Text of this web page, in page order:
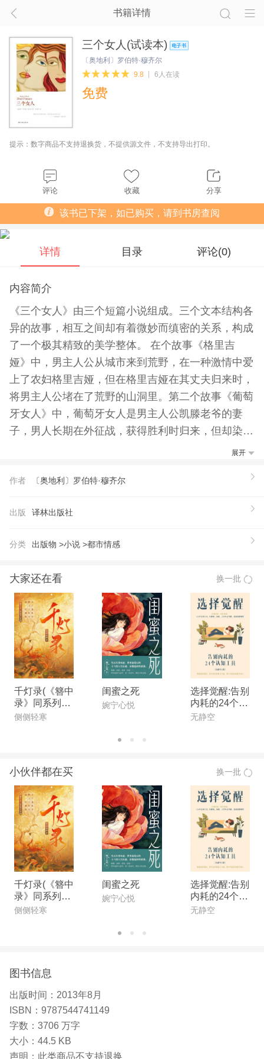
书籍详情
三个女人(试读本)
〔奥地利〕罗伯特·穆齐尔
9.8
6人在读
免费
提示：数字商品不支持退换货，不提供源文件，不支持导出打印。
评论 收藏 分享
该书已下架，如已购买，请到书房查阅
详情 目录 评论(0)
内容简介
《三个女人》由三个短篇小说组成。三个文本结构各
异的故事，相互之间却有着微妙而缜密的关系，构成
了一个极其精致的美学整体。 在个故事《格里吉
娅》中，男主人公从城市来到荒野，在一种激情中爱
上了农妇格里吉娅，但在格里吉娅在其丈夫归来时，
将男主人公堵在了荒野的山洞里。第二个故事《葡萄
牙女人》中，葡萄牙女人是男主人公凯滕老爷的妻
子，男人长期在外征战，获得胜利时归来，但却染上
重病，将近垂危，夫妻关系也非常微妙；这时妻子豢
越城堡中一道无法攀越的高墙，终重新获得了力量和
公“他”的视角，回忆了他和佟卡从相识、相知、直到
束，小说清晰地展示了男性和女性之间的感官和认知
【推荐语】
奥地利文学大师穆齐尔*迷人的小说集 微妙的思辨，
精致的审美 展示男女两性之间的惊人差异 我喜欢普
鲁斯特，但我更喜欢穆齐尔。——玛格丽特·杜拉斯
尼采使哲学与小说近，穆齐尔使小说与哲学近。——
米兰·昆德拉 2000年出版的《世界100位文学大师排
行榜：有史以来*有影响的小说家、剧作家和诗人》
（[美]丹尼尔·S.伯特著）一书中，罗伯特·穆齐尔名
列世界100位文学大师排行榜第79位。排在他前面的
是第78位的智利诗人巴勃鲁·聂鲁达，在他后面的是
【作者】
罗伯特·穆齐尔（1880—1942）奥地利作家，二十世
纪重要的小说家之一。他的巨著《没有个性的人》，
与《追忆似水年华》《尤利西斯》并列，成为现代主
义文学的经典作品。 穆齐尔出生在奥匈帝国的黄昏
年代，家世良好。在写作生涯中，他没有得到应得的
荣誉。去世之时，他的骨灰撒在流亡地日内瓦的树林
间，身后只留下两箱手稿。
展开
作者 〔奥地利〕罗伯特·穆齐尔
出版 译林出版社
分类 出版物 >小说 >都市情感
大家还在看 换一批
千灯录(《簪中
录》同系列小
说)
侧侧轻寒
闺蜜之死
婉宁心悦
选择觉醒:告别
内耗的24个工
具
无静空
小伙伴都在买 换一批
千灯录(《簪中
录》同系列小
说)
侧侧轻寒
闺蜜之死
婉宁心悦
选择觉醒:告别
内耗的24个工
具
无静空
图书信息
出版时间： 2013年8月
ISBN： 9787544741149
字数： 3706 万字
大小： 44.5 KB
声明： 此类商品不支持退换